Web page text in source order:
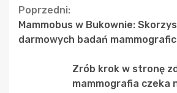
Continue
Reading
Poprzedni:
Mammobus w Bukownie:
darmowych badań
Zrób krok w stronę
mammografia czeka